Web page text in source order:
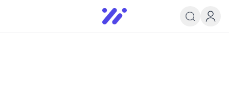
Infoedu
Ta&#039;lim xabarlari va